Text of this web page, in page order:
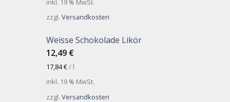
inkl. 19 % MwSt.
zzgl. Versandkosten
Weisse Schokolade Likör
12,49 €
17,84€/ l
inkl. 19 % MwSt.
zzgl. Versandkosten